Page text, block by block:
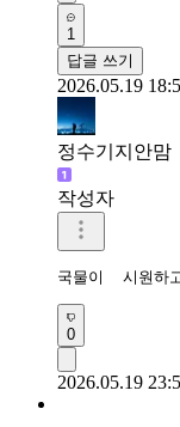
1
답글 쓰기
2026.05.19
정수기지안맘
작성자
국물이  시원하
0
2026.05.19